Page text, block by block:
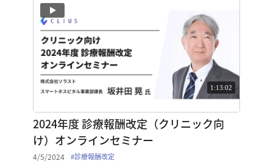
1:13:02
2024年度 診療報酬改定（クリニック向
け）オンラインセミナー
4/5/2024 #診療報酬改定